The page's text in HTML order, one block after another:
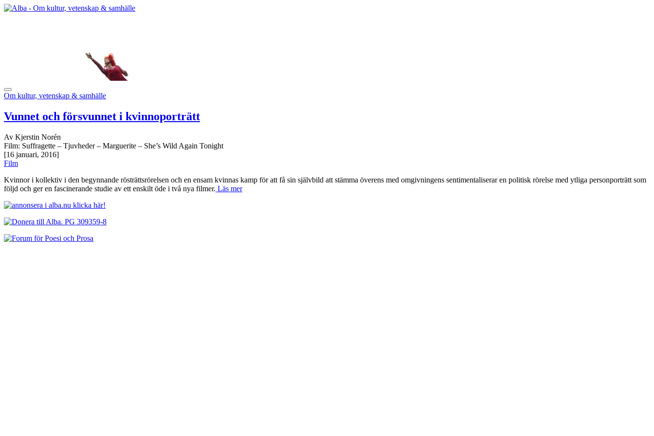
Om kultur, vetenskap & samhälle
Vunnet och försvunnet i kvinnoporträtt
Av Kjerstin Norén
Film: Suffragette – Tjuvheder – Marguerite – She’s Wild Again Tonight
[16 januari, 2016]
Film
Kvinnor i kollektiv i den begynnande rösträttsrörelsen och en ensam kvinnas kamp för att få sin självbild att stämma överens med omgivningens sentimentaliserar en politisk rörelse med ytliga personporträtt som
följd och ger en fascinerande studie av ett enskilt öde i två nya filmer. Läs mer